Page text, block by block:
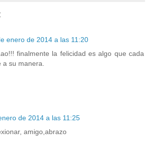
enero de 2014 a las 11:20
finalmente la felicidad es algo que cada
su manera.
de 2014 a las 11:25
amigo,abrazo